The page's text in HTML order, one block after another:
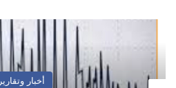
أخبار وتقارير